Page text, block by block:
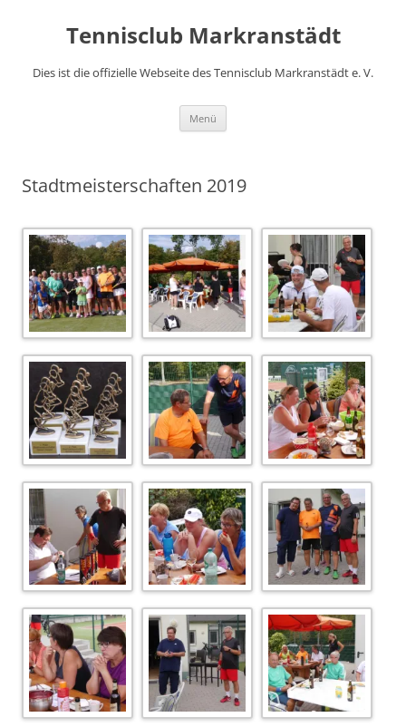
springenTennisclub Markranstädt
Dies ist die offizielle Webseite des Tennisclub Markranstädt e. V.
Menü
Stadtmeisterschaften 2019